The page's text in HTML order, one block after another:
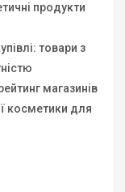
продукти
товари з
магазинів
косметики для